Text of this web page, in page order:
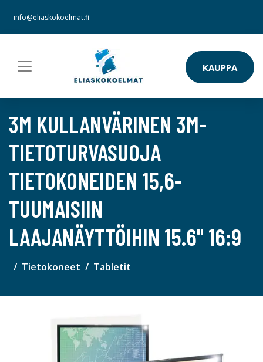
info@eliaskokoelmat.fi
KAUPPA
3M KULLANVÄRINEN 3M-
TIETOTURVASUOJA
TIETOKONEIDEN 15,6-
TUUMAISIIN
LAAJANÄYTTÖIHIN 15.6" 16:9
Tietokoneet Tabletit